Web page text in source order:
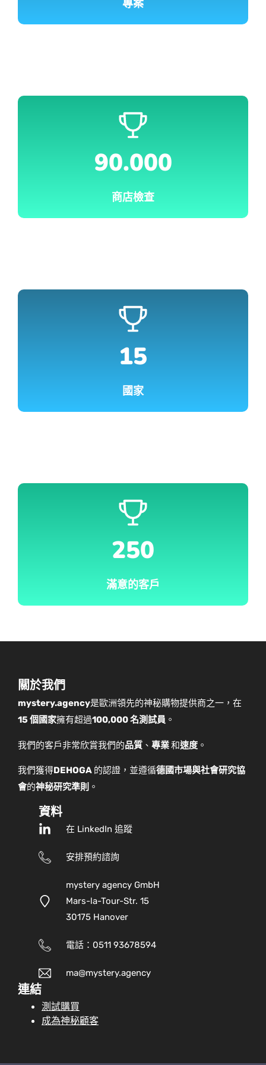
專案
90.000
商店檢查
15
國家
250
滿意的客戶
關於我們
mystery.agency是歐洲領先的神秘購物提供商之一，在
15 個國家擁有超過100,000 名測試員 。
我們的客戶非常欣賞我們的品質 、 專業和速度 。
我們獲得DEHOGA 的認證，並遵循德國市場與社會研究協
會的神秘研究準則 。
資料
在 LinkedIn 追蹤
安排預約諮詢
mystery agency GmbH
Mars-la-Tour-Str. 15
30175 Hanover
電話：0511 93678594
ma@mystery.agency
連結
測試購買
成為神秘顧客